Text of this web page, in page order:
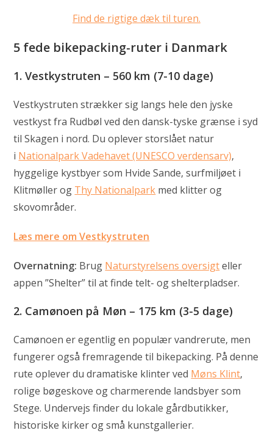
Find de rigtige dæk til turen.
5 fede bikepacking-ruter i Danmark
1. Vestkystruten – 560 km (7-10 dage)
Vestkystruten strækker sig langs hele den jyske
vestkyst fra Rudbøl ved den dansk-tyske grænse i syd
til Skagen i nord. Du oplever storslået natur
i Nationalpark Vadehavet (UNESCO verdensarv),
hyggelige kystbyer som Hvide Sande, surfmiljøet i
Klitmøller og Thy Nationalpark med klitter og
skovområder.
Læs mere om Vestkystruten
Overnatning: Brug Naturstyrelsens oversigteller
appen ”Shelter” til at finde telt- og shelterpladser.
2. Camønoen på Møn – 175 km (3-5 dage)
Camønoen er egentlig en populær vandrerute, men
fungerer også fremragende til bikepacking. På denne
rute oplever du dramatiske klinter ved Møns Klint,
rolige bøgeskove og charmerende landsbyer som
Stege. Undervejs finder du lokale gårdbutikker,
historiske kirker og små kunstgallerier.